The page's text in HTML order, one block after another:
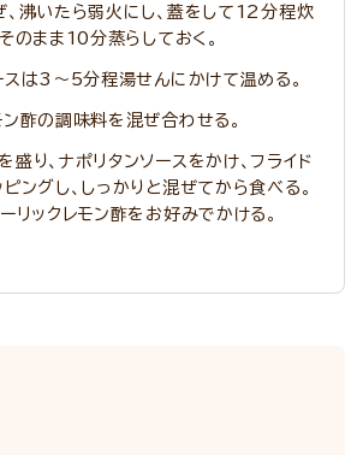
沸いたら弱火にし、蓋をして12分程炊
のまま10分蒸らしておく。
スは3～5分程湯せんにかけて温める。
ン酢の調味料を混ぜ合わせる。
り、ナポリタンソースをかけ、フライド
ングし、しっかりと混ぜてから食べる。
リックレモン酢をお好みでかける。